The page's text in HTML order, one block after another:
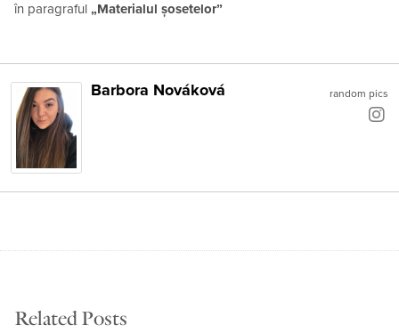
în paragraful „Materialul șosetelor”
random pics
Barbora Nováková
Related Posts